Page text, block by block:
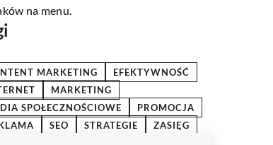
na menu.
MARKETING
EFEKTYWNOŚĆ
MARKETING
SPOŁECZNOŚCIOWE
PROMOCJA
SEO STRATEGIE ZASIĘG